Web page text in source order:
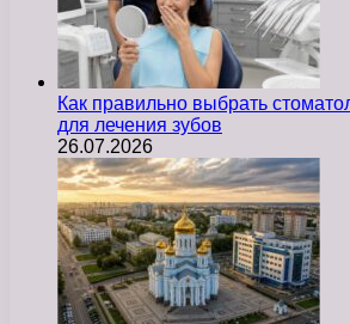
Как правильно выбрать
для лечения зубов
26.07.2026